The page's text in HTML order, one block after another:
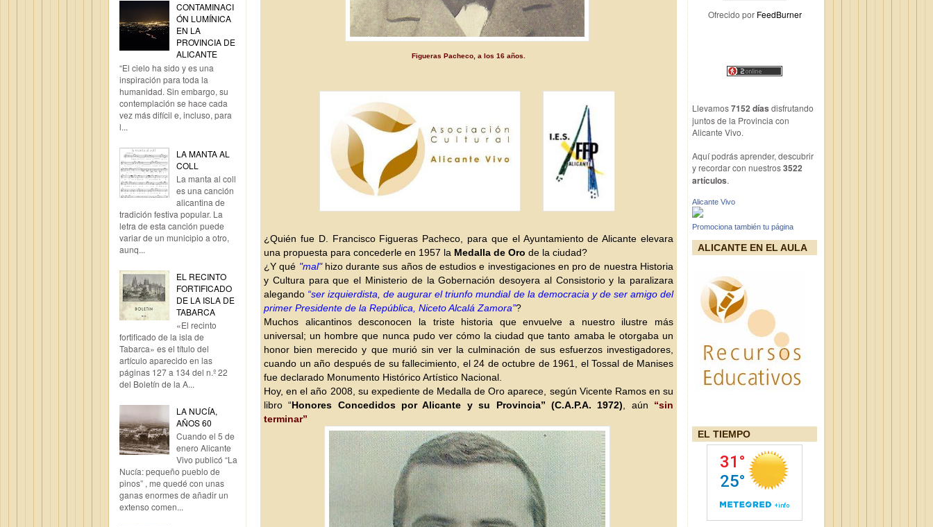
CONTAMINACI
ÓN LUMÍNICA
EN LA
PROVINCIA DE
ALICANTE
“El cielo ha sido y es una
inspiración para toda la
humanidad. Sin embargo, su
contemplación se hace cada
vez más difícil e, incluso, para
l...
LA MANTA AL
COLL
La manta al coll
es una canción
alicantina de
tradición festiva popular. La
letra de esta canción puede
variar de un municipio a otro,
aunq...
EL RECINTO
FORTIFICADO
DE LA ISLA DE
TABARCA
«El recinto
fortificado de la isla de
Tabarca» es el título del
artículo aparecido en las
páginas 127 a 134 del n.º 22
del Boletín de la A...
LA NUCÍA,
AÑOS 60
Cuando el 5 de
enero Alicante
Vivo publicó “La
Nucía: pequeño pueblo de
pinos” , me quedé con unas
ganas enormes de añadir un
extenso comen...
Figueras Pacheco, a los 16 años
¿Quién fue D. Francisco Figueras Pacheco, para que el Ayuntamiento de Alicante elevara
una propuesta para concederle en 1957 la Medalla de Oro de la ciudad?
¿Y qué "mal"hizo durante sus años de estudios e investigaciones en pro de nuestra Historia
y Cultura para que el Ministerio de la Gobernación desoyera al Consistorio y la paralizara
alegando “ser izquierdista, de augurar el triunfo mundial de la democracia y de ser amigo del
primer Presidente de la República, Niceto Alcalá Zamora”?
Muchos alicantinos desconocen la triste historia que envuelve a nuestro ilustre más
universal; un hombre que nunca pudo ver cómo la ciudad que tanto amaba le otorgaba un
honor bien merecido y que murió sin ver la culminación de sus esfuerzos investigadores,
cuando un año después de su fallecimiento, el 24 de octubre de 1961, el Tossal de Manises
fue declarado Monumento Histórico Artístico Nacional.
Hoy, en el año 2008, su expediente de Medalla de Oro aparece, según Vicente Ramos en su
libro “Honores Concedidos por Alicante y su Provincia” (C.A.P.A. 1972) , aún “sin
terminar”
Ofrecido por FeedBurner
Llevamos7152 días disfrutando
juntos de la Provincia con
Alicante Vivo.
Aquí podrás aprender, descubrir
y recordar con nuestros3522
artículos.
Alicante Vivo
Promociona también tu página
ALICANTE EN EL AULA
EL TIEMPO